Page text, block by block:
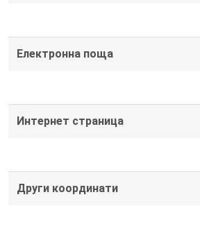
Електронна поща
Интернет страница
Други координати